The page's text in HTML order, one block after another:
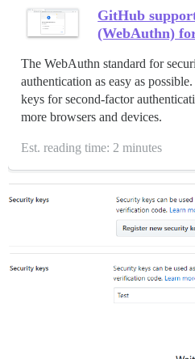
GitHub
(WebAuthn)
The WebAuthn standard for
authentication as easy as
keys for second-factor
more browsers and devices.
Est. reading time: 2 minutes